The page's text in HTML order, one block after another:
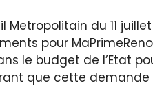
du 11
pour
le budget de l’Etat
que cette